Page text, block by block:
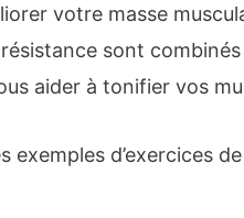
votre masse
sont
aider à tonifier vos
exemples d’exercices